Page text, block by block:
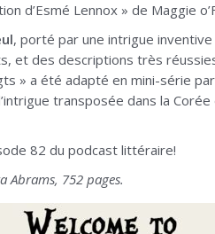
d’Esmé Lennox » de Maggie
, porté par une intrigue
et des descriptions très
» a été adapté en mini-série
transposée dans la
82 du podcast littéraire!
Abrams, 752 pages.